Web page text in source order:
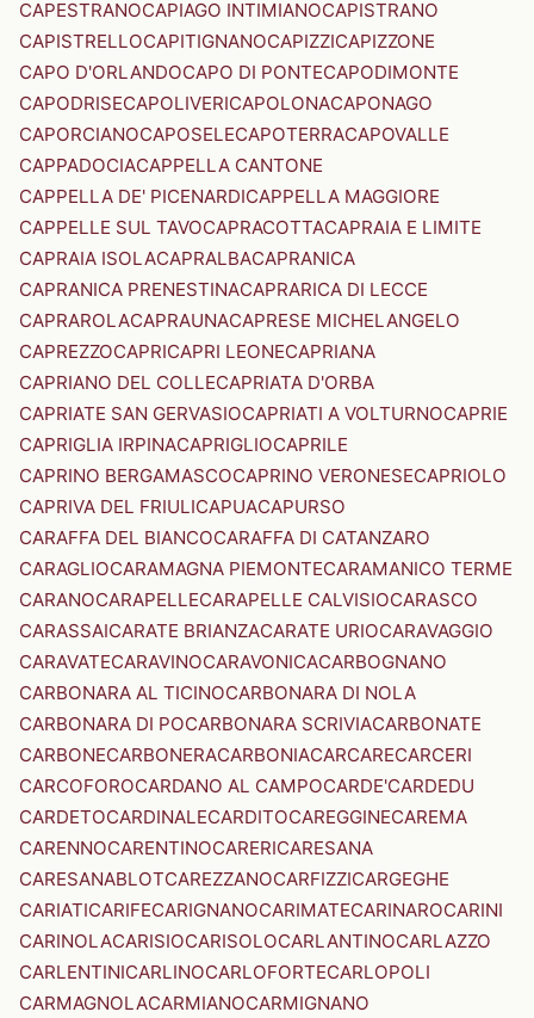
CAPESTRANOCAPIAGO INTIMIANOCAPISTRANO
CAPISTRELLOCAPITIGNANOCAPIZZICAPIZZONE
CAPO D'ORLANDOCAPO DI PONTECAPODIMONTE
CAPODRISECAPOLIVERICAPOLONACAPONAGO
CAPORCIANOCAPOSELECAPOTERRACAPOVALLE
CAPPADOCIACAPPELLA CANTONE
CAPPELLA DE' PICENARDICAPPELLA MAGGIORE
CAPPELLE SUL TAVOCAPRACOTTACAPRAIA E LIMITE
CAPRAIA ISOLACAPRALBACAPRANICA
CAPRANICA PRENESTINACAPRARICA DI LECCE
CAPRAROLACAPRAUNACAPRESE MICHELANGELO
CAPREZZOCAPRICAPRI LEONECAPRIANA
CAPRIANO DEL COLLECAPRIATA D'ORBA
CAPRIATE SAN GERVASIOCAPRIATI A VOLTURNOCAPRIE
CAPRIGLIA IRPINACAPRIGLIOCAPRILE
CAPRINO BERGAMASCOCAPRINO VERONESECAPRIOLO
CAPRIVA DEL FRIULICAPUACAPURSO
CARAFFA DEL BIANCOCARAFFA DI CATANZARO
CARAGLIOCARAMAGNA PIEMONTECARAMANICO TERME
CARANOCARAPELLECARAPELLE CALVISIOCARASCO
CARASSAICARATE BRIANZACARATE URIOCARAVAGGIO
CARAVATECARAVINOCARAVONICACARBOGNANO
CARBONARA AL TICINOCARBONARA DI NOLA
CARBONARA DI POCARBONARA SCRIVIACARBONATE
CARBONECARBONERACARBONIACARCARECARCERI
CARCOFOROCARDANO AL CAMPOCARDE'CARDEDU
CARDETOCARDINALECARDITOCAREGGINECAREMA
CARENNOCARENTINOCARERICARESANA
CARESANABLOTCAREZZANOCARFIZZICARGEGHE
CARIATICARIFECARIGNANOCARIMATECARINAROCARINI
CARINOLACARISIOCARISOLOCARLANTINOCARLAZZO
CARLENTINICARLINOCARLOFORTECARLOPOLI
CARMAGNOLACARMIANOCARMIGNANO